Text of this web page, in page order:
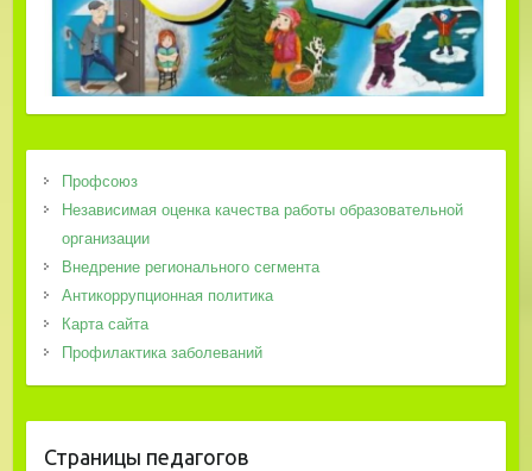
Профсоюз
Независимая оценка качества работы образовательной
организации
Внедрение регионального сегмента
Антикоррупционная политика
Карта сайта
Профилактика заболеваний
Страницы педагогов